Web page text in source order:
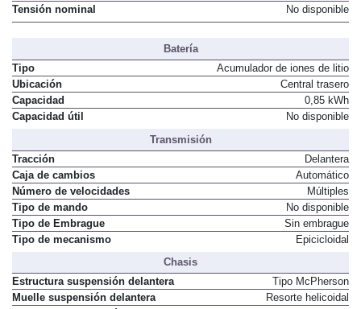
Tensión nominal
No disponible
Batería
Tipo
Acumulador de iones de litio
Ubicación
Central trasero
Capacidad
0,85 kWh
Capacidad útil
No disponible
Transmisión
Tracción
Delantera
Caja de cambios
Automático
Número de velocidades
Múltiples
Tipo de mando
No disponible
Tipo de Embrague
Sin embrague
Tipo de mecanismo
Epicicloidal
Chasis
Estructura suspensión delantera
Tipo McPherson
Muelle suspensión delantera
Resorte helicoidal